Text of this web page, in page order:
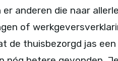
anderen die naar
of
de thuisbezorgd jas